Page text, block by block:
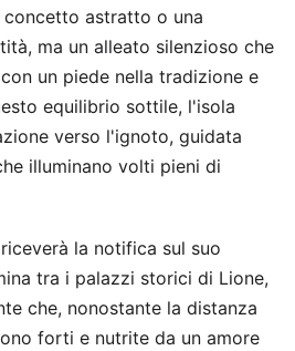
astratto o una
ma un alleato silenzioso che
un piede nella tradizione e
equilibrio sottile, l'isola
verso l'ignoto, guidata
illuminano volti pieni di
la notifica sul suo
tra i palazzi storici di Lione,
che, nonostante la distanza
forti e nutrite da un amore